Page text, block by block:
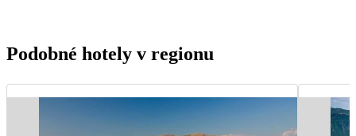
Podobné hotely v regionu